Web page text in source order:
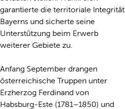
garantierte die territoriale Integrität
Bayerns und sicherte seine
Unterstützung beim Erwerb
weiterer Gebiete zu.
Anfang September drangen
österreichische Truppen unter
Erzherzog Ferdinand von
Habsburg-Este (1781–1850) und